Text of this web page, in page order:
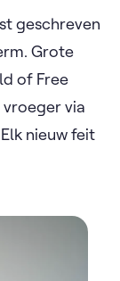
geschreven
Grote
of Free
via
nieuw feit